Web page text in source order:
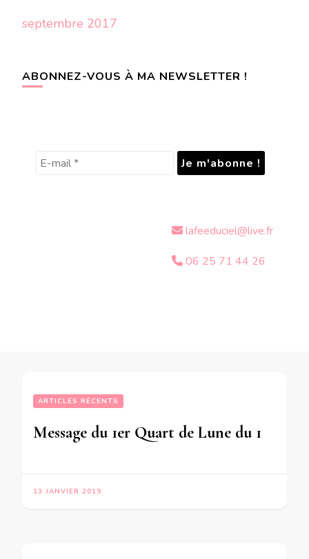
septembre 2017
ABONNEZ-VOUS À MA NEWSLETTER !
lafeeduciel@live.fr
06 25 71 44 26
ARTICLES RÉCENTS
13 JANVIER 2019